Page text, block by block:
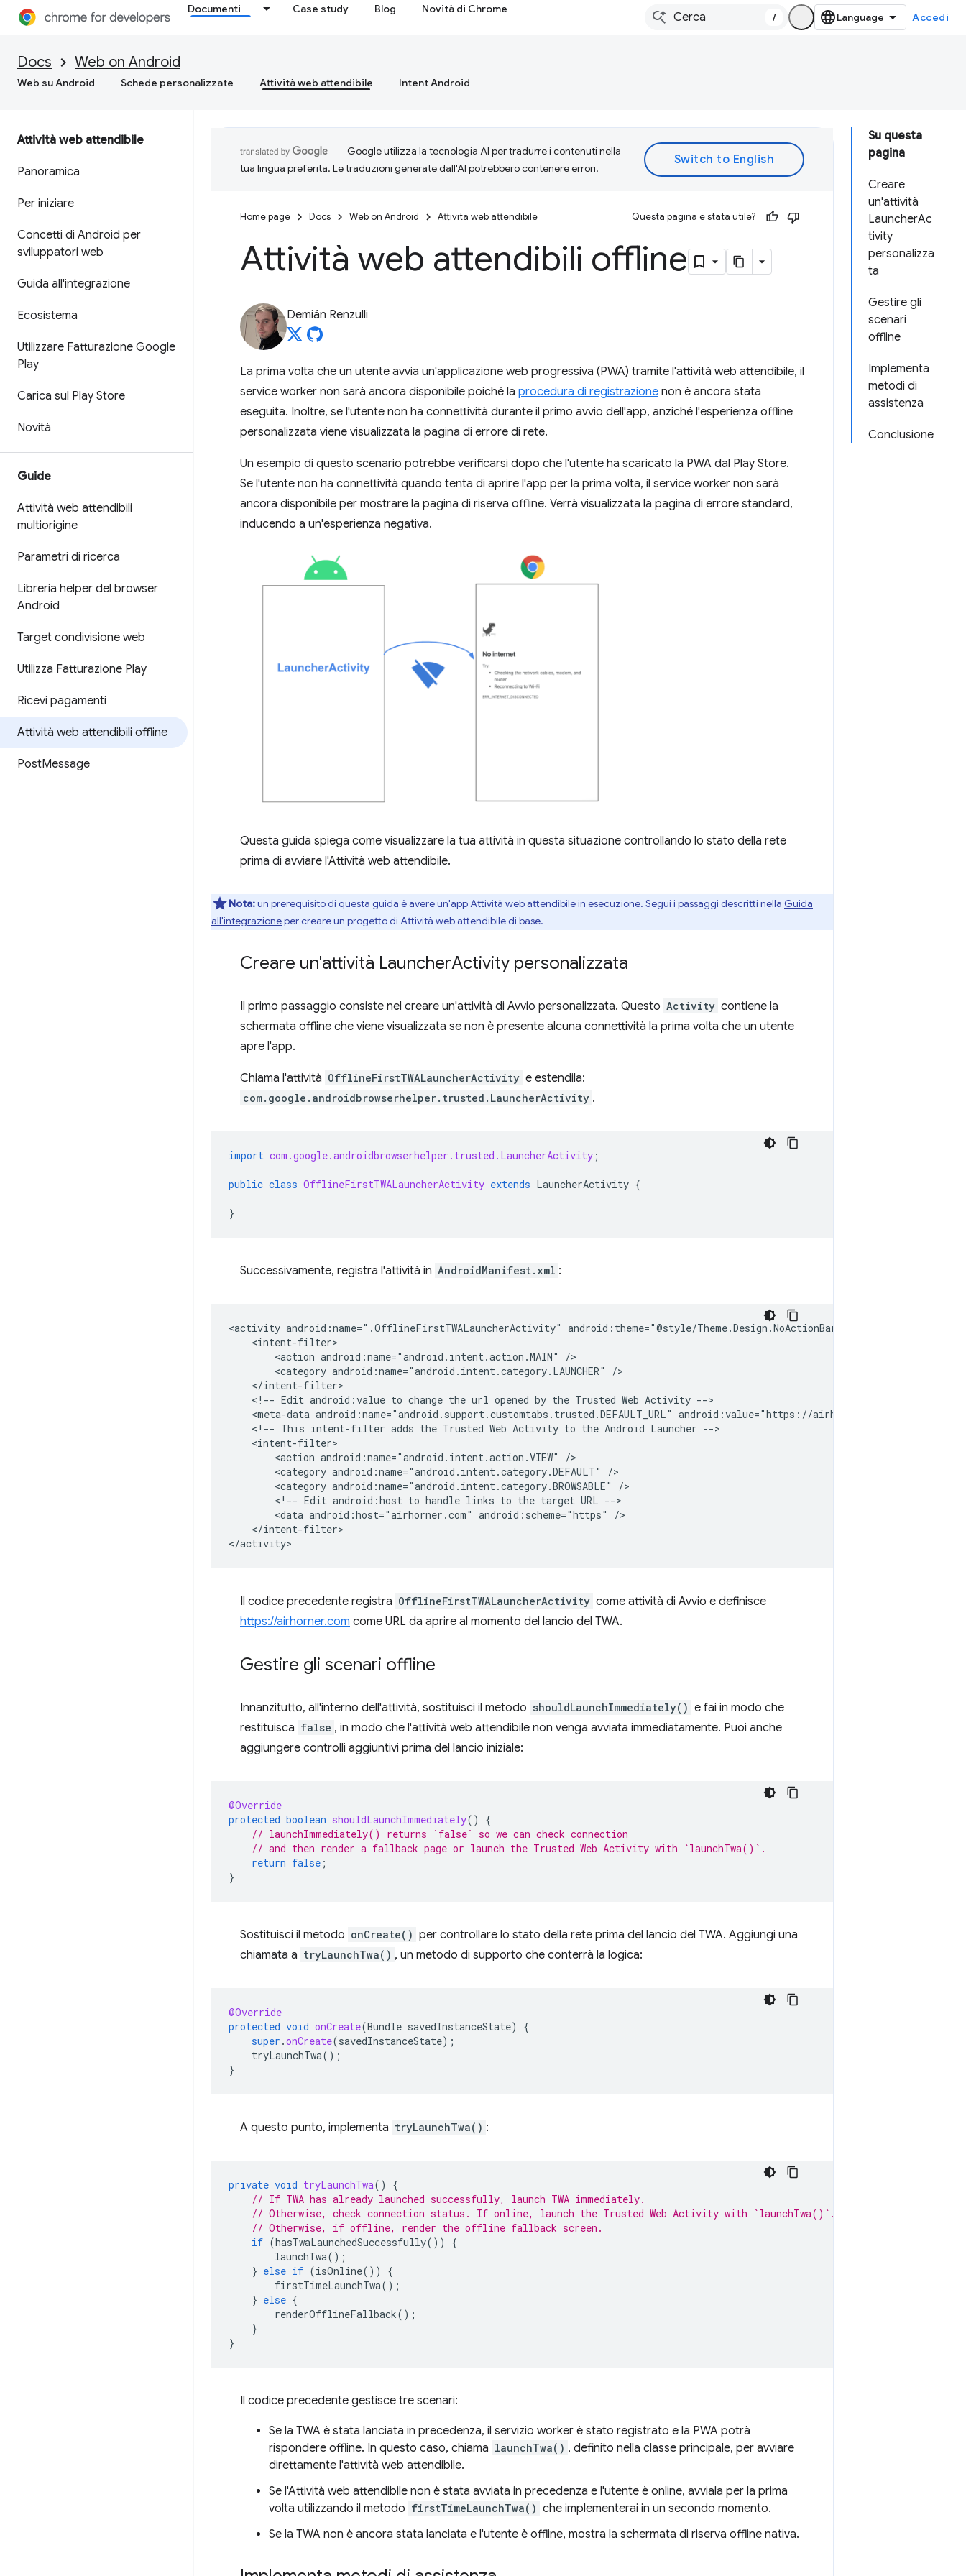
Documenti Case study Blog Novità di Chrome
/ Accedi
Docs Web on Android
Web su Android Schede personalizzate Attività web attendibile Intent Android
Attività web attendibile
Panoramica
Per iniziare
Concetti di Android per
sviluppatori web
Guida all'integrazione
Ecosistema
Utilizzare Fatturazione Google
Play
Carica sul Play Store
Novità
Guide
Attività web attendibili
multiorigine
Parametri di ricerca
Libreria helper del browser
Android
Target condivisione web
Utilizza Fatturazione Play
Ricevi pagamenti
Attività web attendibili offline
PostMessage
Su questa
pagina
Creare
un'attività
LauncherAc
tivity
personalizza
ta
Gestire gli
scenari
offline
Implementa
metodi di
assistenza
Conclusione
Google utilizza la tecnologia AI per tradurre i contenuti nella
tua lingua preferita. Le traduzioni generate dall'AI potrebbero contenere errori.
Home page Docs Web on Android Attività web attendibile Questa pagina è stata utile?
Attività web attendibili offline
Demián Renzulli
La prima volta che un utente avvia un'applicazione web progressiva (PWA) tramite l'attività web attendibile, il
service worker non sarà ancora disponibile poiché la procedura di registrazione non è ancora stata
eseguita. Inoltre, se l'utente non ha connettività durante il primo avvio dell'app, anziché l'esperienza offline
personalizzata viene visualizzata la pagina di errore di rete.
Un esempio di questo scenario potrebbe verificarsi dopo che l'utente ha scaricato la PWA dal Play Store.
Se l'utente non ha connettività quando tenta di aprire l'app per la prima volta, il service worker non sarà
ancora disponibile per mostrare la pagina di riserva offline. Verrà visualizzata la pagina di errore standard,
inducendo a un'esperienza negativa.
Questa guida spiega come visualizzare la tua attività in questa situazione controllando lo stato della rete
prima di avviare l'Attività web attendibile.
Nota:un prerequisito di questa guida è avere un'app Attività web attendibile in esecuzione. Segui i passaggi descritti nella Guida
all'integrazioneper creare un progetto di Attività web attendibile di base.
Creare un'attività LauncherActivity personalizzata
Il primo passaggio consiste nel creare un'attività di Avvio personalizzata. Questo Activity contiene la
schermata offline che viene visualizzata se non è presente alcuna connettività la prima volta che un utente
apre l'app.
Chiama l'attività OfflineFirstTWALauncherActivity e estendila:
com.google.androidbrowserhelper.trusted.LauncherActivity .
import com.google.androidbrowserhelper.trusted.LauncherActivity ;
public class OfflineFirstTWALauncherActivity extends LauncherActivity {
}
Successivamente, registra l'attività in AndroidManifest.xml :
<activity android:name=".OfflineFirstTWALauncherActivity"
<action android:name="android.intent.action.MAIN"
<category android:name="android.intent.category.LAUNCHER"
<!-- Edit android:value to change the url opened by the Trusted Web Activity
<meta-data android:name="android.support.customtabs.trusted.DEFAULT_URL" android:value="https://airhorner.com"
<!-- This intent-filter adds the Trusted Web Activity to the Android Launcher
<action android:name="android.intent.action.VIEW"
<category android:name="android.intent.category.DEFAULT"
<category android:name="android.intent.category.BROWSABLE"
<!-- Edit android:host to handle links to the target URL
<data android:host="airhorner.com" android:scheme="https"
</intent-filter>
Il codice precedente registra OfflineFirstTWALauncherActivity come attività di Avvio e definisce
https://airhorner.com come URL da aprire al momento del lancio del TWA.
Gestire gli scenari offline
Innanzitutto, all'interno dell'attività, sostituisci il metodo shouldLaunchImmediately() e fai in modo che
restituisca false , in modo che l'attività web attendibile non venga avviata immediatamente. Puoi anche
aggiungere controlli aggiuntivi prima del lancio iniziale:
@Override
protected boolean shouldLaunchImmediately()
{
// launchImmediately() returns `false` so we can check connection
// and then render a fallback page or launch the Trusted Web Activity with `launchTwa()`.
return false ;
}
Sostituisci il metodo onCreate() per controllare lo stato della rete prima del lancio del TWA. Aggiungi una
chiamata a tryLaunchTwa() , un metodo di supporto che conterrà la logica:
@Override
protected void onCreate(Bundle savedInstanceState)
{
super .onCreate(savedInstanceState);
tryLaunchTwa();
}
A questo punto, implementa tryLaunchTwa() :
private void tryLaunchTwa()
{
// If TWA has already launched successfully, launch TWA immediately.
// Otherwise, check connection status. If online, launch the Trusted Web Activity with `launchTwa()`.
// Otherwise, if offline, render the offline fallback screen.
if (hasTwaLaunchedSuccessfully())
{
launchTwa();
} else if (isOnline())
{
firstTimeLaunchTwa();
} else {
renderOfflineFallback();
}
}
Il codice precedente gestisce tre scenari:
Se la TWA è stata lanciata in precedenza, il servizio worker è stato registrato e la PWA potrà
rispondere offline. In questo caso, chiama launchTwa() , definito nella classe principale, per avviare
direttamente l'attività web attendibile.
Se l'Attività web attendibile non è stata avviata in precedenza e l'utente è online, avviala per la prima
volta utilizzando il metodo firstTimeLaunchTwa() che implementerai in un secondo momento.
Se la TWA non è ancora stata lanciata e l'utente è offline, mostra la schermata di riserva offline nativa.